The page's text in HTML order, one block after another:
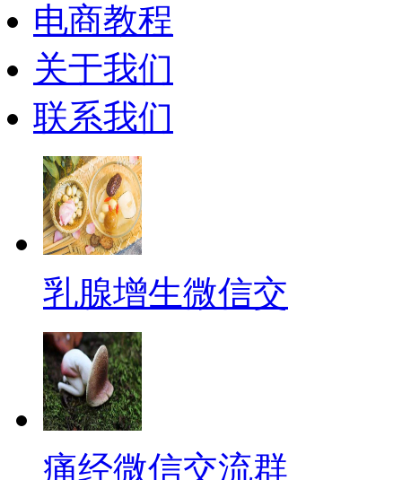
电商教程
关于我们
联系我们
乳腺增生微信交
痛经微信交流群